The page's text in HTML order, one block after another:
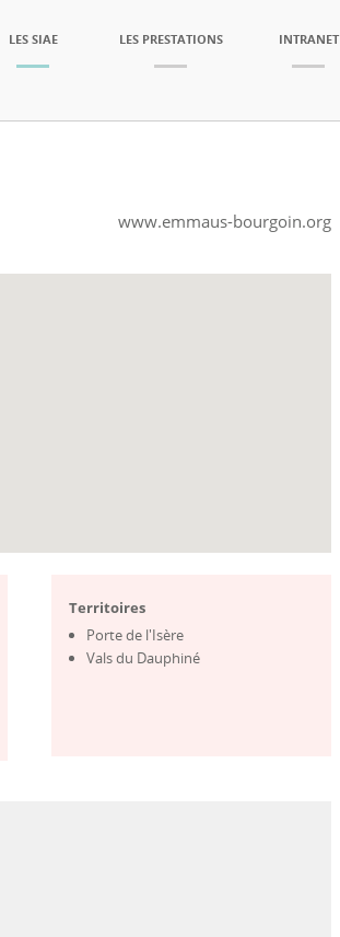
LES SIAE LES PRESTATIONS INTRANET
www.emmaus-bourgoin.org
Territoires
Porte de l'Isère
Vals du Dauphiné